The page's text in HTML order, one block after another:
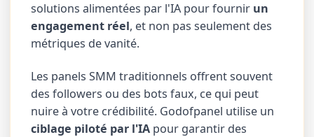
solutions alimentées par l'IA pour fournir un
engagement réel, et non pas seulement des
métriques de vanité.
Les panels SMM traditionnels offrent souvent
des followers ou des bots faux, ce qui peut
nuire à votre crédibilité. Godofpanel utilise un
ciblage piloté par l'IA pour garantir des